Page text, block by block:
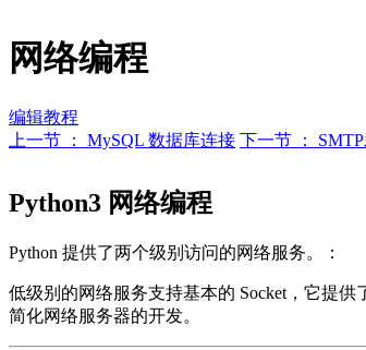
网络编程
编辑教程
上一节 ： MySQL 数据库连接 下一节 ：
Python3 网络编程
Python 提供了两个级别访问的网络服务。：
低级别的网络服务支持基本的 Socket，它提供
简化网络服务器的开发。